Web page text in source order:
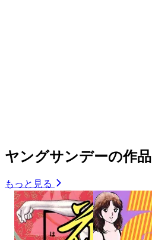
ヤングサンデーの作品
もっと見る